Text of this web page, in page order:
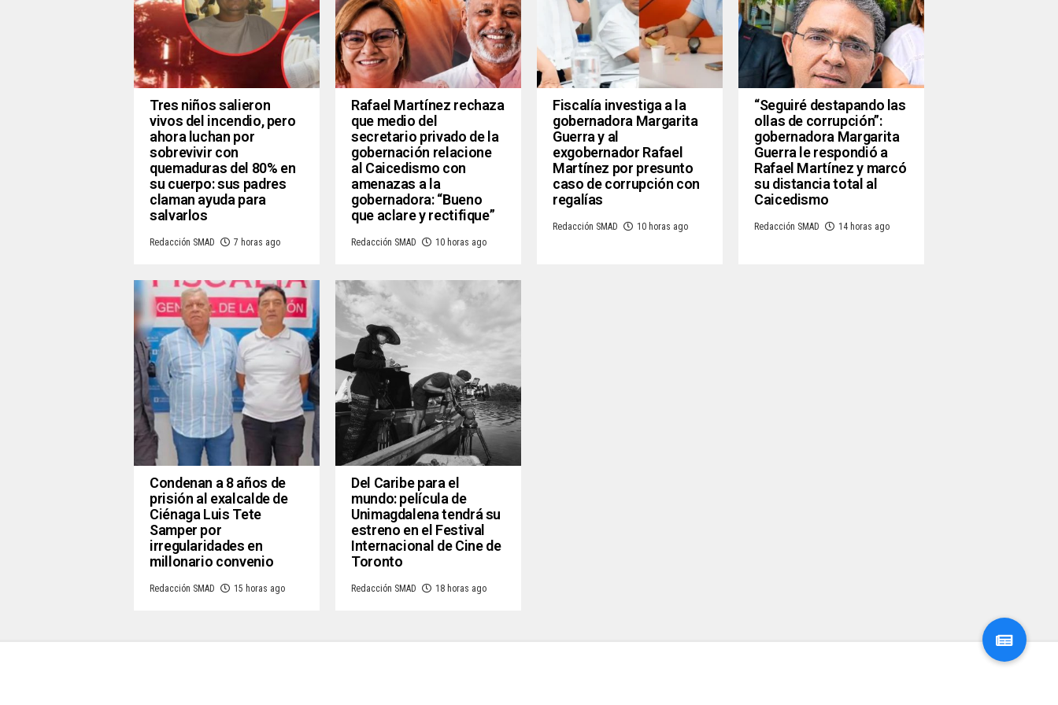
Tres niños salieron
vivos del incendio, pero
ahora luchan por
sobrevivir con
quemaduras del 80% en
su cuerpo: sus padres
claman ayuda para
salvarlos
Redacción SMAD 7 horas ago
Rafael Martínez rechaza
que medio del
secretario privado de la
gobernación relacione
al Caicedismo con
amenazas a la
gobernadora: “Bueno
que aclare y rectifique”
Redacción SMAD 10 horas ago
Fiscalía investiga a la
gobernadora Margarita
Guerra y al
exgobernador Rafael
Martínez por presunto
caso de corrupción con
regalías
Redacción SMAD 10 horas ago
“Seguiré destapando las
ollas de corrupción”:
gobernadora Margarita
Guerra le respondió a
Rafael Martínez y marcó
su distancia total al
Caicedismo
Redacción SMAD 14 horas ago
Condenan a 8 años de
prisión al exalcalde de
Ciénaga Luis Tete
Samper por
irregularidades en
millonario convenio
Redacción SMAD 15 horas ago
Del Caribe para el
mundo: película de
Unimagdalena tendrá su
estreno en el Festival
Internacional de Cine de
Toronto
Redacción SMAD 18 horas ago